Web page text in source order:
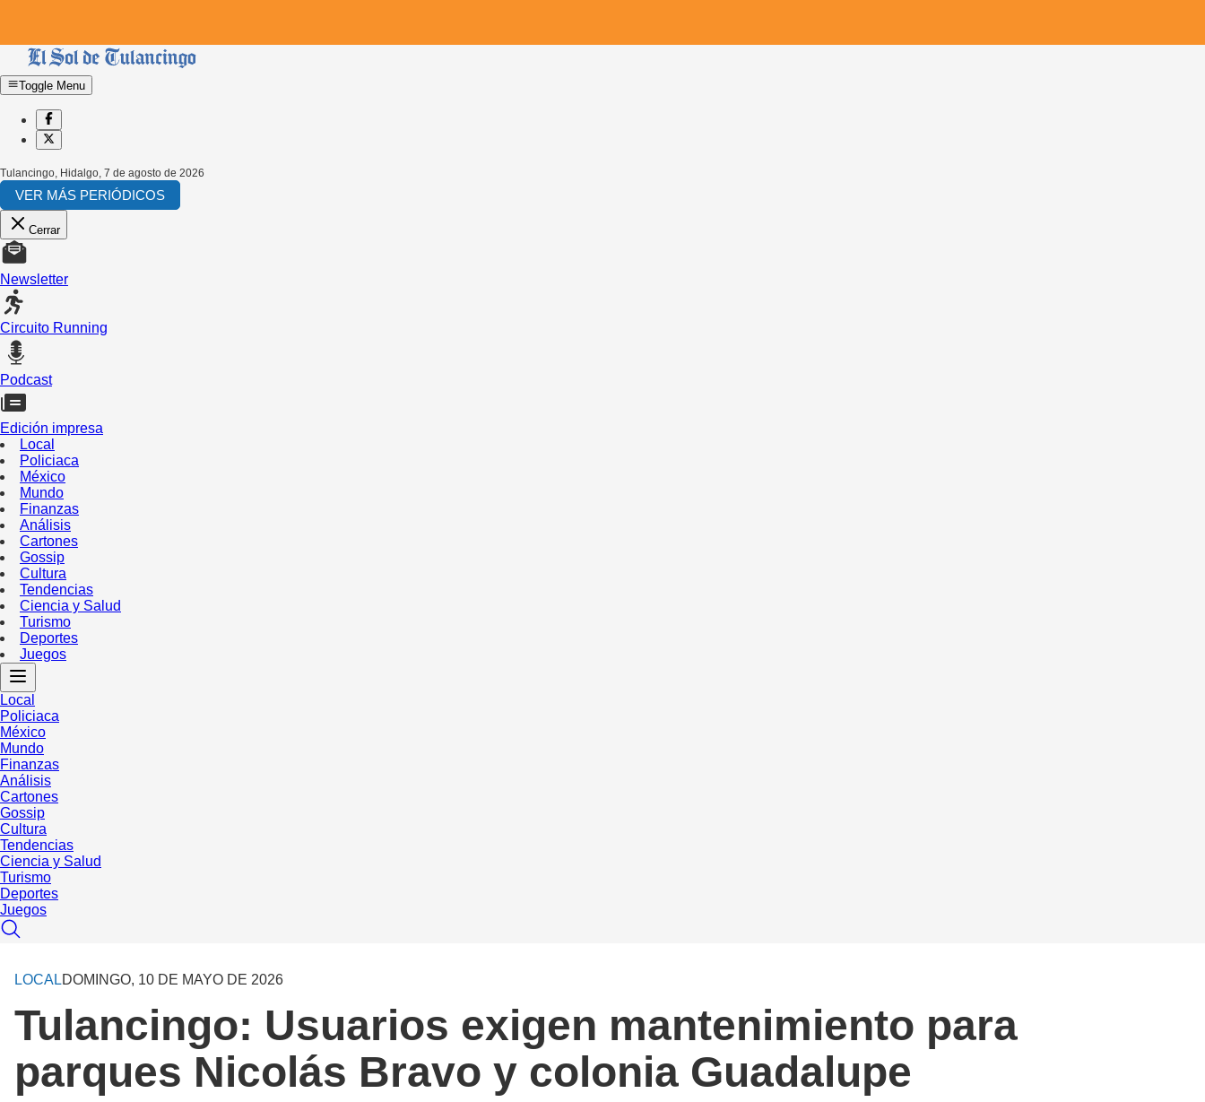
Toggle Menu
Tulancingo, Hidalgo, 7 de agosto de 2026
VER MÁS PERIÓDICOS
Cerrar
Newsletter
Circuito Running
Podcast
Edición impresa
Local
Policiaca
México
Mundo
Finanzas
Análisis
Cartones
Gossip
Cultura
Tendencias
Ciencia y Salud
Turismo
Deportes
Juegos
Local
Policiaca
México
Mundo
Finanzas
Análisis
Cartones
Gossip
Cultura
Tendencias
Ciencia y Salud
Turismo
Deportes
Juegos
LOCALDOMINGO, 10 DE MAYO DE 2026
Tulancingo: Usuarios exigen mantenimiento para
parques Nicolás Bravo y colonia Guadalupe